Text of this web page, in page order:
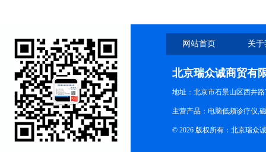
网站首页 关
北京瑞众诚商贸有
地址：北京市石景山区西井路
主营产品：电脑低频诊疗仪,
© 2026 版权所有：北京瑞众